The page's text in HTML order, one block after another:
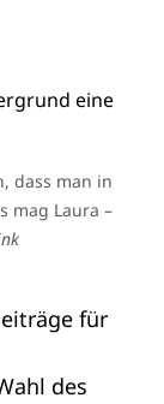
dass man in
mag Laura –
für
des